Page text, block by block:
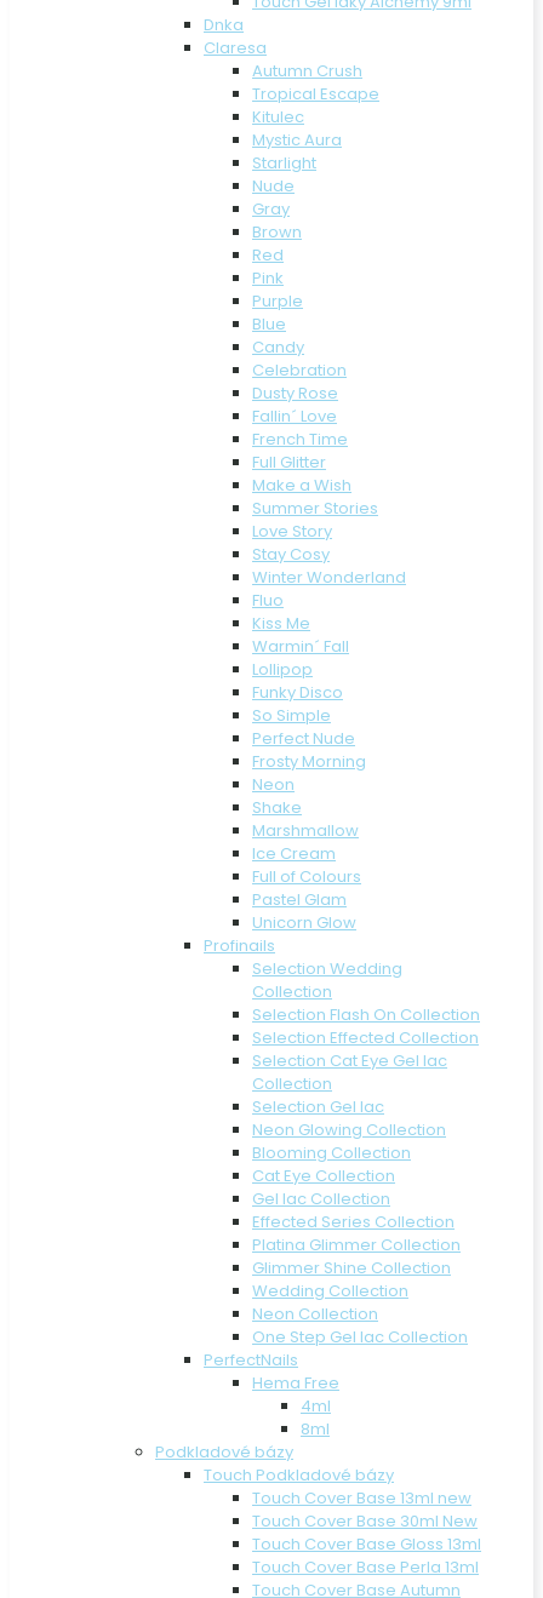
Dnka
Claresa
Autumn Crush
Tropical Escape
Kitulec
Mystic Aura
Starlight
Nude
Gray
Brown
Red
Pink
Purple
Blue
Candy
Celebration
Dusty Rose
Fallin´ Love
French Time
Full Glitter
Make a Wish
Summer Stories
Love Story
Stay Cosy
Winter Wonderland
Fluo
Kiss Me
Warmin´ Fall
Lollipop
Funky Disco
So Simple
Perfect Nude
Frosty Morning
Neon
Shake
Marshmallow
Ice Cream
Full of Colours
Pastel Glam
Unicorn Glow
Profinails
Selection Wedding
Collection
Selection Flash On Collection
Selection Effected Collection
Selection Cat Eye Gel lac
Collection
Selection Gel lac
Neon Glowing Collection
Blooming Collection
Cat Eye Collection
Gel lac Collection
Effected Series Collection
Platina Glimmer Collection
Glimmer Shine Collection
Wedding Collection
Neon Collection
One Step Gel lac Collection
PerfectNails
Hema Free
4ml
8ml
Podkladové bázy
Touch Podkladové bázy
Touch Cover Base 13ml new
Touch Cover Base 30ml New
Touch Cover Base Gloss 13ml
Touch Cover Base Perla 13ml
Touch Cover Base Autumn